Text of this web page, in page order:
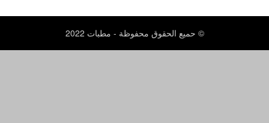
© حميع الحقوق محفوظة - مطبات 2022